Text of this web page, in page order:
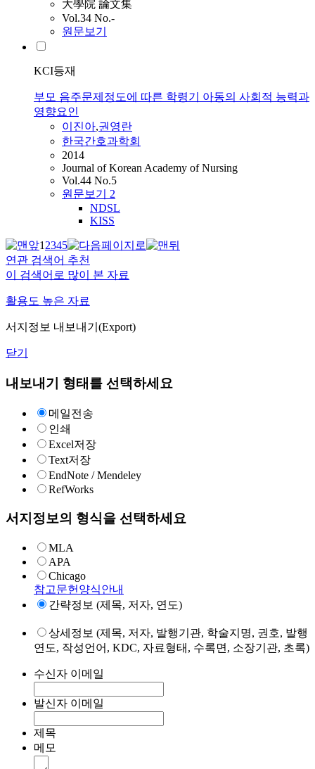
大學院 論文集
Vol.34 No.-
원문보기
KCI등재
부모 음주문제정도에 따른 학령기 아동의 사회적 능력과
영향요인
이진아,권영란
한국간호과학회
2014
Journal of Korean Academy of Nursing
Vol.44 No.5
원문보기 2
NDSL
KISS
12345
연관 검색어 추천
이 검색어로 많이 본 자료
활용도 높은 자료
서지정보 내보내기(Export)
닫기
내보내기 형태를 선택하세요
메일전송
인쇄
Excel저장
Text저장
EndNote / Mendeley
RefWorks
서지정보의 형식을 선택하세요
MLA
APA
Chicago
참고문헌양식안내
간략정보 (제목, 저자, 연도)
상세정보 (제목, 저자, 발행기관, 학술지명, 권호, 발행
연도, 작성언어, KDC, 자료형태, 수록면, 소장기관, 초록)
수신자 이메일
발신자 이메일
제목
메모